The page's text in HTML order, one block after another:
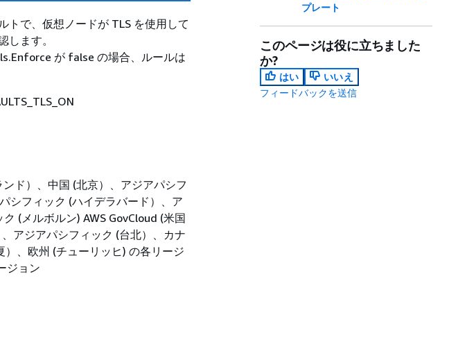
トで、仮想ノードが TLS を使用して
ます。
が false の場合、ルールは
ド）、中国 (北京）、アジアパシフ
シフィック (ハイデラバード）、ア
(メルボルン) AWS GovCloud (米国
アジアパシフィック (台北）、カナ
、欧州 (チューリッヒ) の各リージ
ジョン
プレート
このページは役に立ちました
か?
はい
いいえ
フィードバックを送信